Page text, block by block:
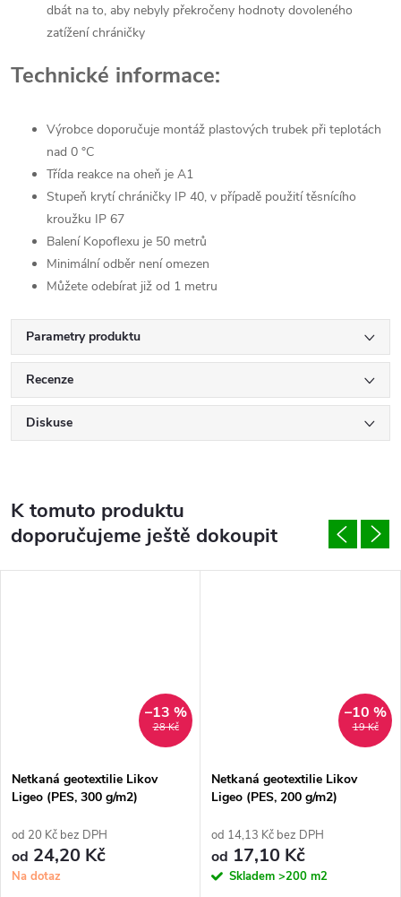
dbát na to, aby nebyly překročeny hodnoty dovoleného
zatížení chráničky
Technické informace:
Výrobce doporučuje montáž plastových trubek při teplotách
nad 0 °C
Třída reakce na oheň je A1
Stupeň krytí chráničky IP 40, v případě použití těsnícího
kroužku IP 67
Balení Kopoflexu je 50 metrů
Minimální odběr není omezen
Můžete odebírat již od 1 metru
Parametry produktu
Recenze
Diskuse
K tomuto produktu
doporučujeme ještě dokoupit
28 Kč
–13 %
Netkaná geotextilie Likov
Ligeo (PES, 300 g/m2)
od 20 Kč bez DPH
od 24,20 Kč
Na dotaz
19 Kč
–10 %
Netkaná geotextilie Likov
Ligeo (PES, 200 g/m2)
od 14,13 Kč bez DPH
od 17,10 Kč
Skladem >200 m2